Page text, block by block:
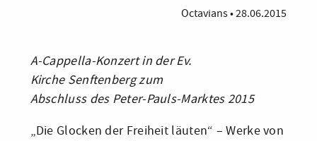
Octavians•28.06.2015
A-Cappella-Konzert in der Ev.
Kirche Senftenberg zum
Abschluss des Peter-Pauls-Marktes 2015
„Die Glocken der Freiheit läuten“ – Werke von